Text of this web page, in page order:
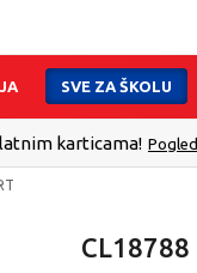
SVE ZA ŠKOLU
i preuzmite u
CL18788